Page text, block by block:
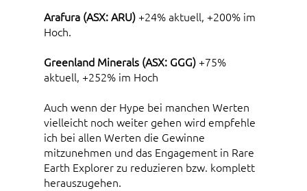
Arafura (ASX: ARU)+24% aktuell, +200% im
Hoch.
Greenland Minerals (ASX: GGG)+75%
aktuell, +252% im Hoch
Auch wenn der Hype bei manchen Werten
vielleicht noch weiter gehen wird empfehle
ich bei allen Werten die Gewinne
mitzunehmen und das Engagement in Rare
Earth Explorer zu reduzieren bzw. komplett
herauszugehen.